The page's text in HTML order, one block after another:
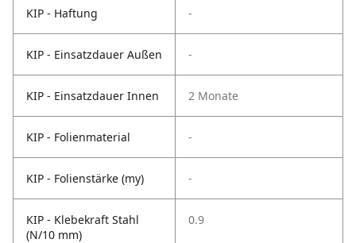
KIP - Haftung -
KIP - Einsatzdauer Außen -
KIP - Einsatzdauer Innen 2 Monate
KIP - Folienmaterial -
KIP - Folienstärke (my) -
KIP - Klebekraft Stahl
(N/10 mm)
0.9